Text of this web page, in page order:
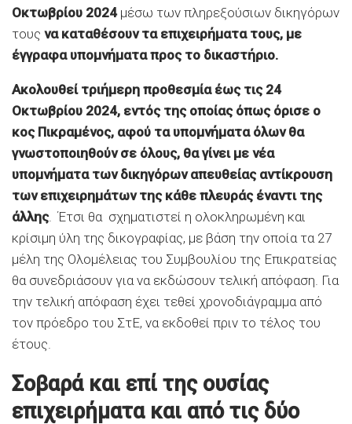
Οκτωβρίου 2024μέσω των πληρεξούσιων δικηγόρων
τους να καταθέσουν τα επιχειρήματα τους, με
έγγραφα υπομνήματα προς το δικαστήριο.
Ακολουθεί τριήμερη προθεσμία έως τις 24
Οκτωβρίου 2024, εντός της οποίας όπως όρισε ο
κος Πικραμένος, αφού τα υπομνήματα όλων θα
γνωστοποιηθούν σε όλους, θα γίνει με νέα
υπομνήματα των δικηγόρων απευθείας αντίκρουση
των επιχειρημάτων της κάθε πλευράς έναντι της
άλλης. Έτσι θα σχηματιστεί η ολοκληρωμένη και
κρίσιμη ύλη της δικογραφίας, με βάση την οποία τα 27
μέλη της Ολομέλειας του Συμβουλίου της Επικρατείας
θα συνεδριάσουν για να εκδώσουν τελική απόφαση. Για
την τελική απόφαση έχει τεθεί χρονοδιάγραμμα από
τον πρόεδρο του ΣτΕ, να εκδοθεί πριν το τέλος του
έτους.
Σοβαρά και επί της ουσίας
επιχειρήματα και από τις δύο